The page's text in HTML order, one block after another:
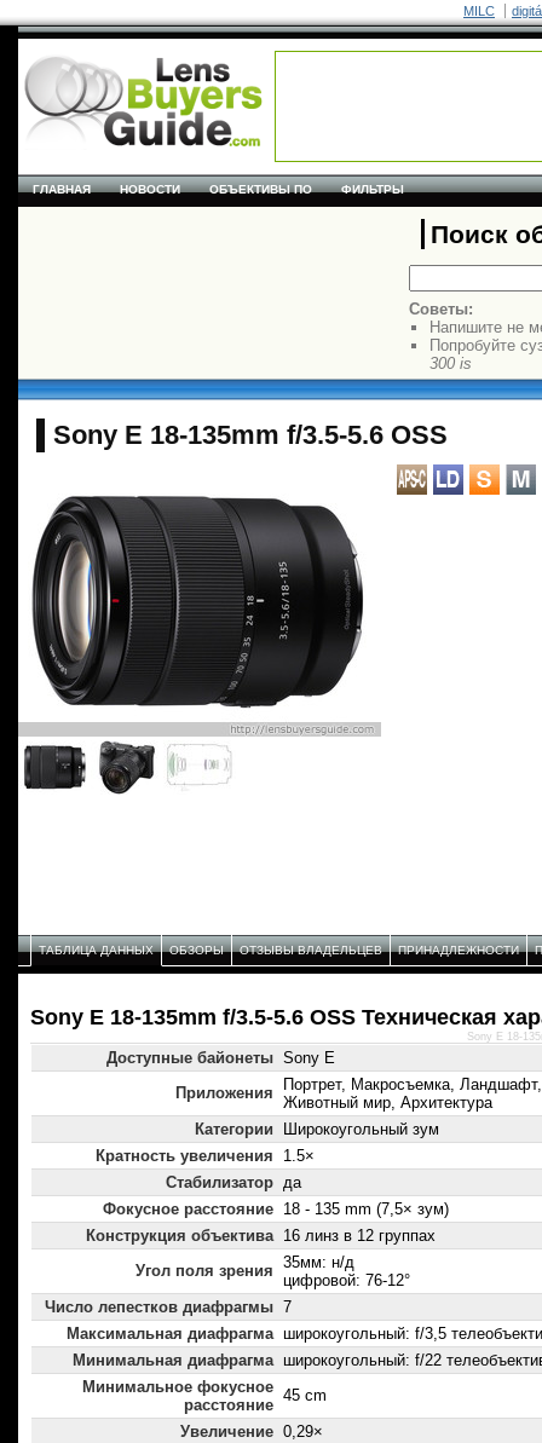
MILC
ГЛАВНАЯ НОВОСТИ ОБЪЕКТИВЫ ПО ФИЛЬТРЫ
Поиск
Советы:
Напишите не
Попробуйте
300 is
Sony E 18-135mm f/3.5-5.6 OSS
ТАБЛИЦА ДАННЫХ ОБЗОРЫ ОТЗЫВЫ ВЛАДЕЛЬЦЕВ ПРИНАДЛЕЖНОСТИ
Sony E 18-135mm f/3.5-5.6 OSS Техническая
Доступные байонеты Sony E
Приложения
Портрет, Макросъемка,
Животный мир, Архитектура
Категории
Широкоугольный зум
Кратность увеличения
1.5×
Стабилизатор да
Фокусное расстояние 18 - 135 mm (7,5× зум)
Конструкция объектива 16 линз в 12 группах
Угол поля зрения 35мм: н/д
цифровой: 76-12°
Число лепестков диафрагмы 7
Максимальная диафрагма широкоугольный: f/3,5
Минимальная диафрагма широкоугольный: f/22
Минимальное фокусное
расстояние
45 cm
Увеличение 0,29×
Sony E 18-